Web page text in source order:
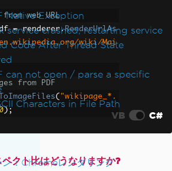
Native Exception
service crashed, restarting service
Code After Thread State
can not open / parse a specific
Characters in File Path
ン：Chromeレンダリング
web URL
= renderer.RenderUrlAs
wiki/Mai
from PDF
( "wikipage_*.
); VB C#
クト比はどうなりますか?